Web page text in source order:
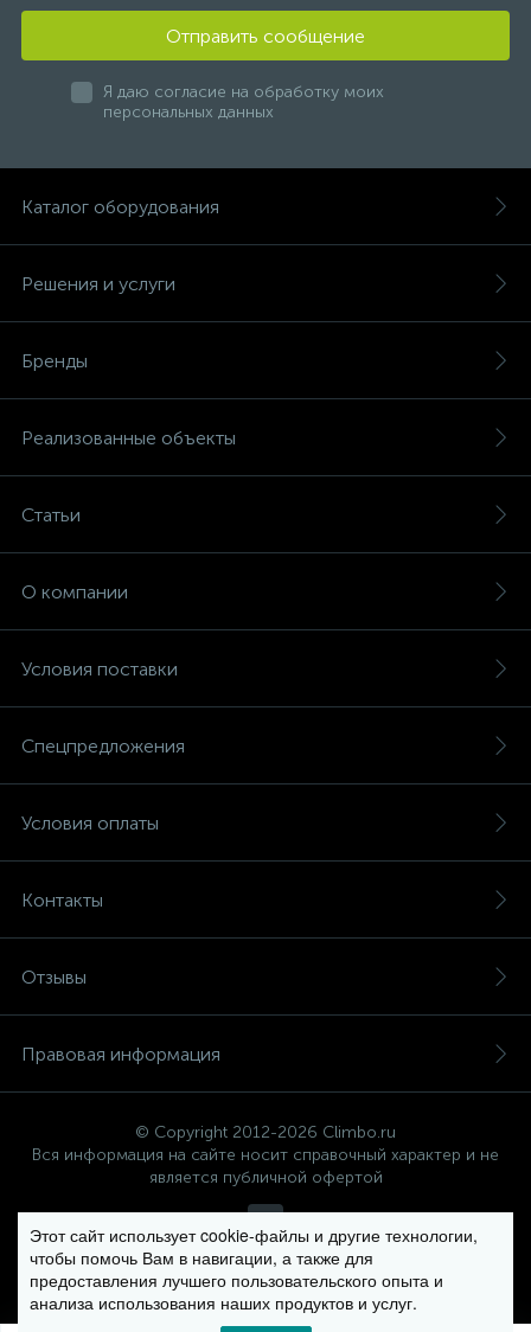
Отправить сообщение
Я даю согласие на обработку моих
персональных данных
Каталог оборудования
Решения и услуги
Бренды
Реализованные объекты
Статьи
О компании
Условия поставки
Спецпредложения
Условия оплаты
Контакты
Отзывы
Правовая информация
© Copyright 2012-2026 Climbo.ru
Вся информация на сайте носит справочный характер и не
является публичной офертой
Политика компании в отношении обработки персональных
данных
Этот сайт использует cookie-файлы и другие технологии,
чтобы помочь Вам в навигации, а также для
предоставления лучшего пользовательского опыта и
анализа использования наших продуктов и услуг.